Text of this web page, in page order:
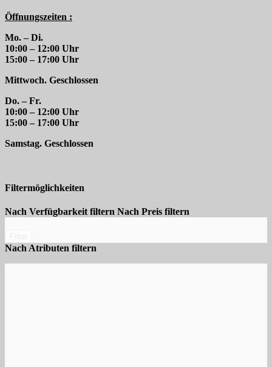
Öffnungszeiten :
Mo. – Di.
10:00 – 12:00 Uhr
15:00 – 17:00 Uhr
Mittwoch. Geschlossen
Do. – Fr.
10:00 – 12:00 Uhr
15:00 – 17:00 Uhr
Samstag. Geschlossen
Filtermöglichkeiten
Nach Verfügbarkeit filtern Nach Preis filtern
Nach Atributen filtern